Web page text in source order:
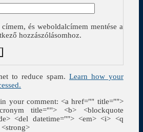
és weboldalcímem mentése a
hozzászólásomhoz.
to reduce spam. Learn how your
your comment: <a href="" title="">
title=""> <b> <blockquote
<del datetime=""> <em> <i> <q